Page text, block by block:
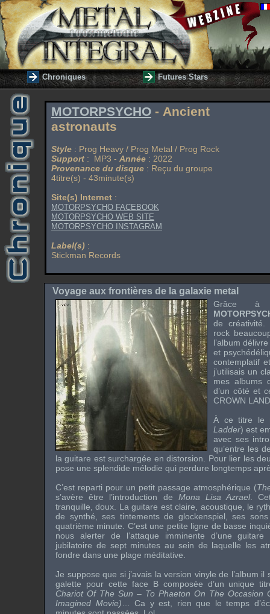
Chroniques Futures Stars
MOTORPSYCHO - Ancient
astronauts
Style : Prog Heavy / Prog Metal / Prog Rock
Support : MP3 - Année : 2022
Provenance du disque : Reçu du groupe
4titre(s) - 43minute(s)
Site(s) Internet :
MOTORPSYCHO FACEBOOK
MOTORPSYCHO WEB SITE
MOTORPSYCHO INSTAGRAM
Label(s) :
Stickman Records
Voyage aux frontières de la galaxie metal
Grâce
de
rock
l’album
et
contemplatif
j’utilisais un
mes albums
d’un côté et
CROWN
À ce titre le
Ladder) est
avec ses
qu’entre les
la guitare est surchargée en distorsion. Pour lier les
pose une splendide mélodie qui perdure longtemps
C’est reparti pour un petit passage atmosphérique (
s’avère être l’introduction de Mona Lisa Azrael.
tranquille, doux. La guitare est claire, acoustique, le
de synthé, ses tintements de glockenspiel, ses
quatrième minute. C’est une petite ligne de basse
nous alerter de l’attaque imminente d’une
jubilatoire de sept minutes au sein de laquelle les
fondre dans une plage méditative.
Je suppose que si j’avais la version vinyle de l’album
galette pour cette face B composée d’un unique
Chariot Of The Sun – To Phaeton On The Occasion
Imagined Movie) … Ca y est, rien que le temps